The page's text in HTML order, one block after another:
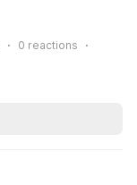
0 reactions